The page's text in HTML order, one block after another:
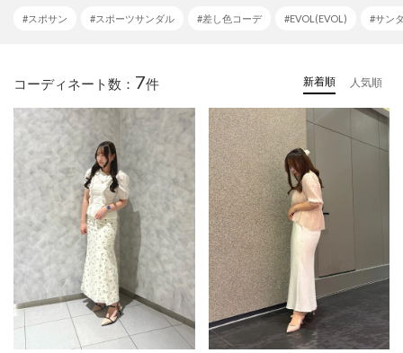
#スポサン #スポーツサンダル #差し色コーデ #EVOL(EVOL) #サン
コーディネート数： 7件 新着順 人気順